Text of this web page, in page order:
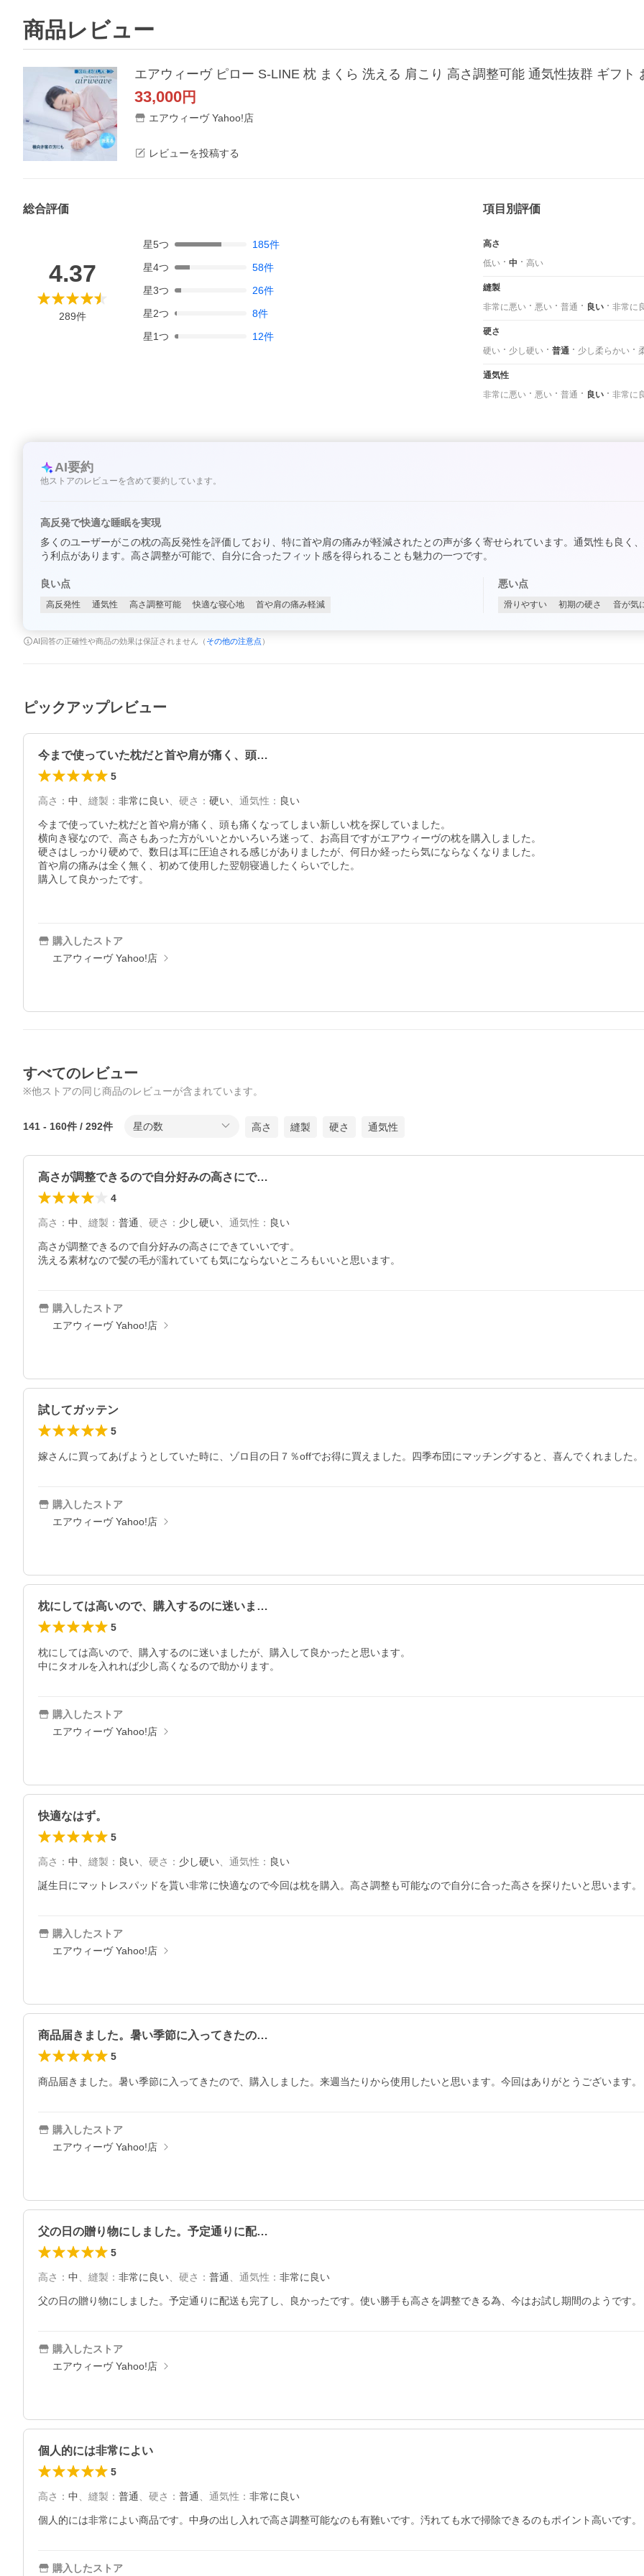
商品レビュー
エアウィーヴ ピロー S-LINE 枕 まくら 洗える 肩こり 高さ調整可能 通気性抜群 ギフ
33,000円
エアウィーヴ Yahoo!店
レビューを投稿する
総合評価
4.37
289件
星5つ 185件
星4つ 58件
星3つ 26件
星2つ 8件
星1つ 12件
項目別評価
高さ
低い
中 高い
縫製
非常に悪い
悪い 普通 良い 非常に
硬さ
硬い
少し硬い 普通 少し柔らかい
通気性
非常に悪い
悪い 普通 良い 非常に
AI要約
他ストアのレビューを含めて要約しています。
高反発で快適な睡眠を実現
多くのユーザーがこの枕の高反発性を評価しており、特に首や肩の痛みが軽減されたとの声が多く寄せられています。通気性も良く
う利点があります。高さ調整が可能で、自分に合ったフィット感を得られることも魅力の一つです。
良い点
高反発性 通気性 高さ調整可能 快適な寝心地 首や肩の痛み軽減
悪い点
滑りやすい 初期の硬さ 音が気
AI回答の正確性や商品の効果は保証されません（ その他の注意点 ）
ピックアップレビュー
今まで使っていた枕だと首や肩が痛く、頭…
5
高さ ： 中 縫製 ： 非常に良い 硬さ ： 硬い 通気性 ： 良い
今まで使っていた枕だと首や肩が痛く、頭も痛くなってしまい新しい枕を探していました。
横向き寝なので、高さもあった方がいいとかいろいろ迷って、お高目ですがエアウィーヴの枕を購入しました。
硬さはしっかり硬めで、数日は耳に圧迫される感じがありましたが、何日か経ったら気にならなくなりました。
首や肩の痛みは全く無く、初めて使用した翌朝寝過したくらいでした。
購入して良かったです。
購入したストア
エアウィーヴ Yahoo!店
すべてのレビュー
※他ストアの同じ商品のレビューが含まれています。
141 - 160件 / 292件 星の数 高さ 縫製 硬さ 通気性
高さが調整できるので自分好みの高さにで…
4
高さ ： 中 、 縫製 ： 普通 、 硬さ ： 少し硬い、 通気性 ： 良い
高さが調整できるので自分好みの高さにできていいです。
購入したストア
エアウィーヴ Yahoo!店
試してガッテン
5
嫁さんに買ってあげようとしていた時に、ゾロ目の日７％offでお得に買えました。四季布団にマッチングすると、喜んでくれました。
購入したストア
エアウィーヴ Yahoo!店
枕にしては高いので、購入するのに迷いま…
5
枕にしては高いので、購入するのに迷いましたが、購入して良かったと思います。
中にタオルを入れれば少し高くなるので助かります。
購入したストア
エアウィーヴ Yahoo!店
快適なはず。
5
高さ ： 中 、 縫製 ： 良い、 硬さ ： 少し硬い、 通気性 ： 良い
誕生日にマットレスパッドを貰い非常に快適なので今回は枕を購入。高さ調整も可能なので自分に合った高さを探りたいと思います。
購入したストア
エアウィーヴ Yahoo!店
商品届きました。暑い季節に入ってきたの…
5
商品届きました。暑い季節に入ってきたので、購入しました。来週当たりから使用したいと思います。今回はありがとうございます。
購入したストア
エアウィーヴ Yahoo!店
父の日の贈り物にしました。予定通りに配…
5
高さ ： 中 、 縫製 ： 非常に良い、 硬さ ： 普通 、 通気性 ： 非常に良い
父の日の贈り物にしました。予定通りに配送も完了し、良かったです。使い勝手も高さを調整できる為、今はお試し期間のようです。
購入したストア
エアウィーヴ Yahoo!店
個人的には非常によい
5
高さ ： 中 、 縫製 ： 普通 、 硬さ ： 普通 、 通気性 ： 非常に良い
個人的には非常によい商品です。中身の出し入れで高さ調整可能なのも有難いです。汚れても水で掃除できるのもポイント高いです。
購入したストア